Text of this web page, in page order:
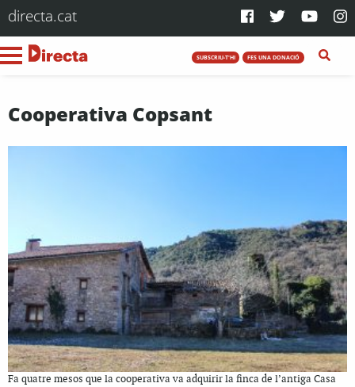
directa.cat
SUBSCRIU-T'HI FES UNA DONACIÓ
Cooperativa Copsant
Fa quatre mesos que la cooperativa va adquirir la finca de l’antiga Casa